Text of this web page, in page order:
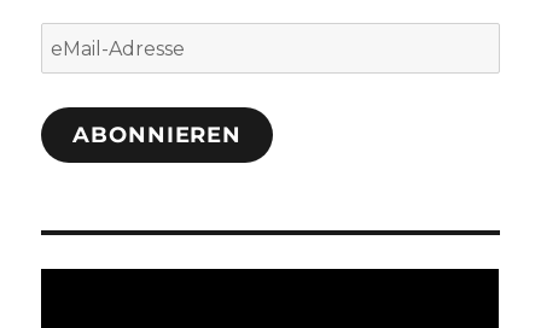
eMail-
Adresse
ABONNIEREN